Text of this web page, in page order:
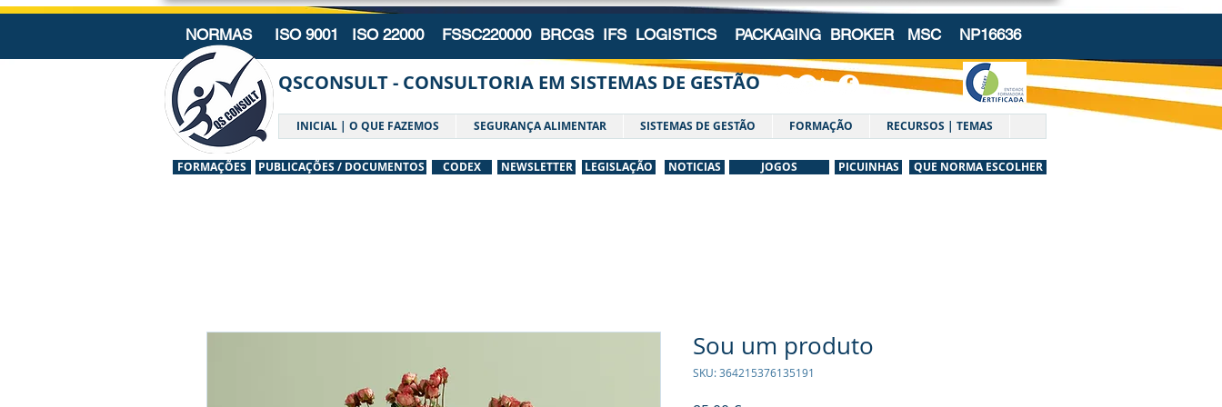
INICIAL | O QUE FAZEMOS SEGURANÇA ALIMENTAR SISTEMAS DE GESTÃO FORMAÇÃO RECURSOS | TEMAS
QSCONSULT - CONSULTORIA EM SISTEMAS DE GESTÃO
NORMAS ISO 9001 ISO 22000 FSSC220000 BRCGS IFS LOGISTICS PACKAGING BROKER MSC NP16636
FORMAÇÕES CODEX LEGISLAÇÃO
PUBLICAÇÕES / DOCUMENTOS NEWSLETTER QUE NORMA ESCOLHER
JOGOS
NOTICIAS PICUINHAS
Sou um produto
SKU: 364215376135191